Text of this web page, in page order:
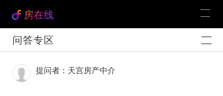
房在线
问答专区
提问者：天宫房产中介